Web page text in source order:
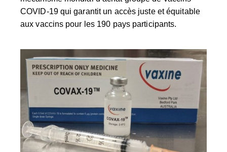
COVID-19 qui garantit un accès juste et équitable
aux vaccins pour les 190 pays participants.